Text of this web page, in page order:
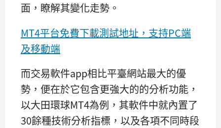
面，瞭解其變化走勢。
MT4平台免費下載測試地址，支持PC端
及移動端
而交易軟件app相比平臺網站最大的優
勢，便在於它包含更強大的的分析功能，
以大田環球MT4為例，其軟件中就內置了
30餘種技術分析指標，以及各項不同時段